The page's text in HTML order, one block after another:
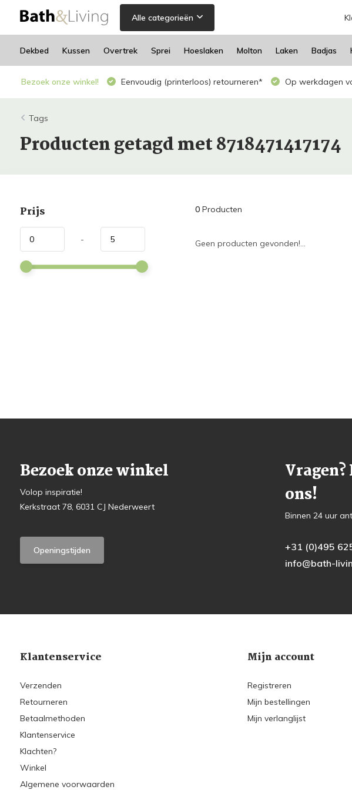
Alle categorieën
Dekbed Kussen Overtrek Sprei Hoeslaken Molton Laken Badjas
Bezoek onze winkel! Eenvoudig (printerloos) retourneren* Op werkdagen
Tags
Producten getagd met 8718471417174
Prijs
-
0Producten
Geen producten gevonden!...
Bezoek onze winkel
Volop inspiratie!
Kerkstraat 78, 6031 CJ Nederweert
Openingstijden
ons!
Binnen 24 uur
+31 (0)495
info@bath-
Klantenservice
Verzenden
Retourneren
Betaalmethoden
Klantenservice
Klachten?
Winkel
Algemene voorwaarden
Mijn account
Registreren
Mijn bestellingen
Mijn verlanglijst